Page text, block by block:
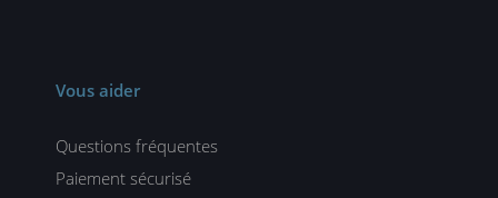
Vous aider
Questions fréquentes
Paiement sécurisé